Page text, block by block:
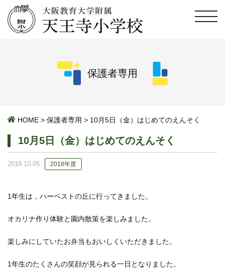
保護者専用
HOME > 保護者専用 > 10月5日（金）はじめてのえんそく
10月5日（金）はじめてのえんそく
2018.10.05 2018年度
1年生は，ハーベストの丘に行ってきました。
オカリナ作り体験と園内散策を楽しみました。
楽しみにしていたお弁当もおいしくいただきました。
1年生のたくさんの笑顔が見られる一日となりました。